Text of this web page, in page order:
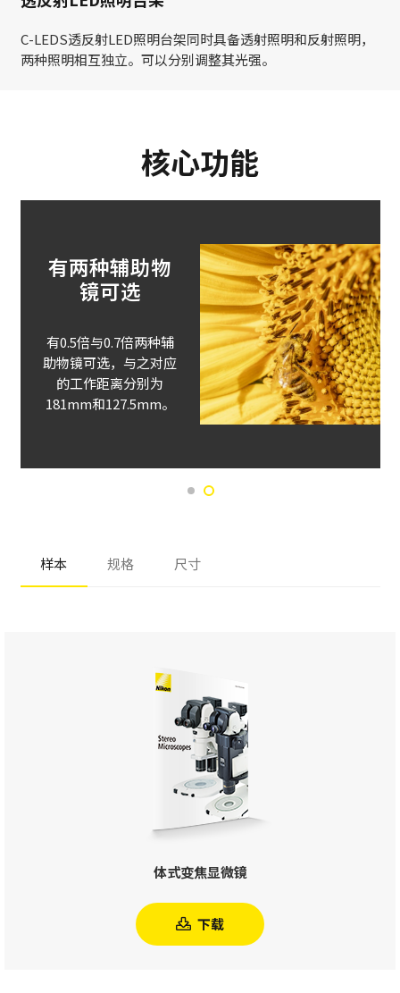
C-LEDS透反射LED照明台架同时具备透射照明和反射照明，
两种照明相互独立。可以分别调整其光强。
核心功能
有两种辅助物
镜可选
有0.5倍与0.7倍两种辅
助物镜可选，与之对应
的工作距离分别为
181mm和127.5mm。
样本 规格 尺寸
体式变焦显微镜
下载